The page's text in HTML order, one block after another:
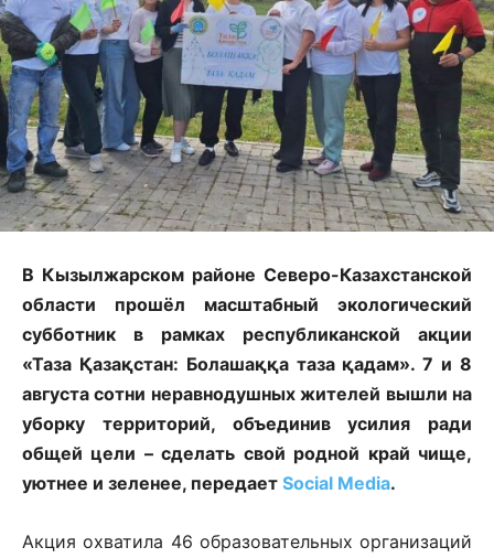
В Кызылжарском районе Северо-Казахстанской
области прошёл масштабный экологический
субботник в рамках республиканской акции
«Таза Қазақстан: Болашаққа таза қадам». 7 и 8
августа сотни неравнодушных жителей вышли на
уборку территорий, объединив усилия ради
общей цели – сделать свой родной край чище,
уютнее и зеленее, передает Social Media.
Акция охватила 46 образовательных организаций